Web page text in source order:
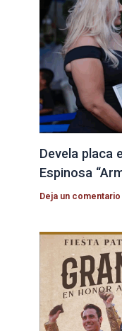
Devela placa
Espinosa
Deja un comentario